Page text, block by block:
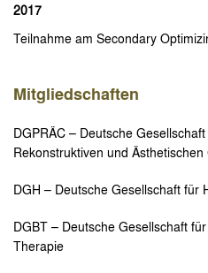
2017
Teilnahme am Secondary
Mitgliedschaften
DGPRÄC – Deutsche
Rekonstruktiven und Ästhetischen
DGH – Deutsche Gesellschaft für
DGBT – Deutsche Gesellschaft
Therapie